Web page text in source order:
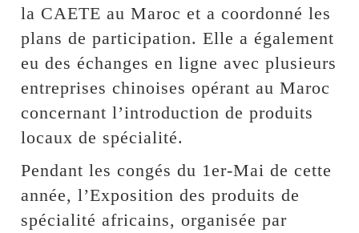
la CAETE au Maroc et a coordonné les
plans de participation. Elle a également
eu des échanges en ligne avec plusieurs
entreprises chinoises opérant au Maroc
concernant l’introduction de produits
locaux de spécialité.
Pendant les congés du 1er-Mai de cette
année, l’Exposition des produits de
spécialité africains, organisée par